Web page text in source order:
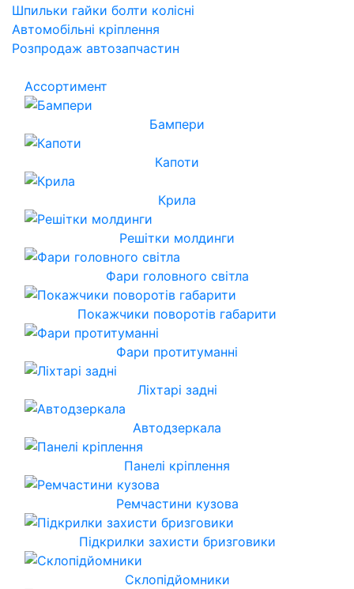
Шпильки гайки болти колісні
Автомобільні кріплення
Розпродаж автозапчастин
Ассортимент
Бампери
Капоти
Крила
Решітки молдинги
Фари головного світла
Покажчики поворотів габарити
Фари протитуманні
Ліхтарі задні
Автодзеркала
Панелі кріплення
Ремчастини кузова
Підкрилки захисти бризговики
Склопідйомники